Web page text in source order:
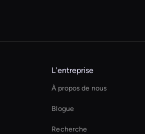
L'entreprise
À propos de nous
Blogue
Recherche